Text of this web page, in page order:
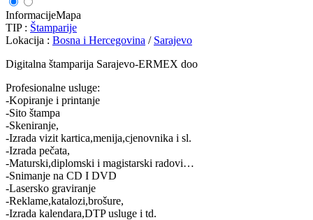
InformacijeMapa
TIP : Štamparije
Lokacija : Bosna i Hercegovina / Sarajevo
Digitalna štamparija Sarajevo-ERMEX doo
Profesionalne usluge:
-Kopiranje i printanje
-Sito štampa
-Skeniranje,
-Izrada vizit kartica,menija,cjenovnika i sl.
-Izrada pečata,
-Maturski,diplomski i magistarski radovi…
-Snimanje na CD I DVD
-Lasersko graviranje
-Reklame,katalozi,brošure,
-Izrada kalendara,DTP usluge i td.